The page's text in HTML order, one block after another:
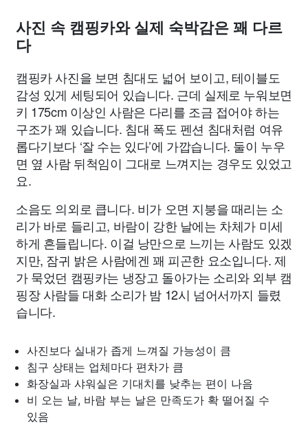
사진 속 캠핑카와 실제 숙박감은 꽤 다르
다
캠핑카 사진을 보면 침대도 넓어 보이고, 테이블도
감성 있게 세팅되어 있습니다. 근데 실제로 누워보면
키 175cm 이상인 사람은 다리를 조금 접어야 하는
구조가 꽤 있습니다. 침대 폭도 펜션 침대처럼 여유
롭다기보다 ‘잘 수는 있다’에 가깝습니다. 둘이 누우
면 옆 사람 뒤척임이 그대로 느껴지는 경우도 있었고
요.
소음도 의외로 큽니다. 비가 오면 지붕을 때리는 소
리가 바로 들리고, 바람이 강한 날에는 차체가 미세
하게 흔들립니다. 이걸 낭만으로 느끼는 사람도 있겠
지만, 잠귀 밝은 사람에겐 꽤 피곤한 요소입니다. 제
가 묵었던 캠핑카는 냉장고 돌아가는 소리와 외부 캠
핑장 사람들 대화 소리가 밤 12시 넘어서까지 들렸
습니다.
사진보다 실내가 좁게 느껴질 가능성이 큼
침구 상태는 업체마다 편차가 큼
화장실과 샤워실은 기대치를 낮추는 편이 나음
비 오는 날, 바람 부는 날은 만족도가 확 떨어질 수
있음